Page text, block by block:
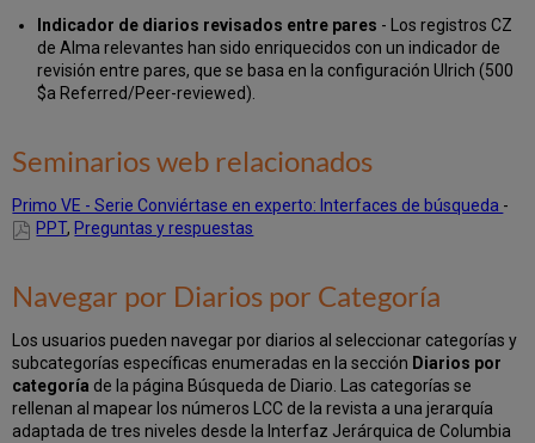
Indicador de diarios revisados entre pares - Los registros CZ
de Alma relevantes han sido enriquecidos con un indicador de
revisión entre pares, que se basa en la configuración Ulrich (500
$a Referred/Peer-reviewed).
Seminarios web relacionados
Primo VE - Serie Conviértase en experto: Interfaces de búsqueda -
PPT, Preguntas y respuestas
Navegar por Diarios por Categoría
Los usuarios pueden navegar por diarios al seleccionar categorías y
subcategorías específicas enumeradas en la sección Diarios por
categoría de la página Búsqueda de Diario. Las categorías se
rellenan al mapear los números LCC de la revista a una jerarquía
adaptada de tres niveles desde la Interfaz Jerárquica de Columbia